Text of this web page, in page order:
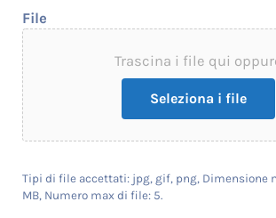
File
Trascina i file qui
Seleziona i file
Tipi di file accettati: jpg, gif, png, Dimensione
MB, Numero max di file: 5.